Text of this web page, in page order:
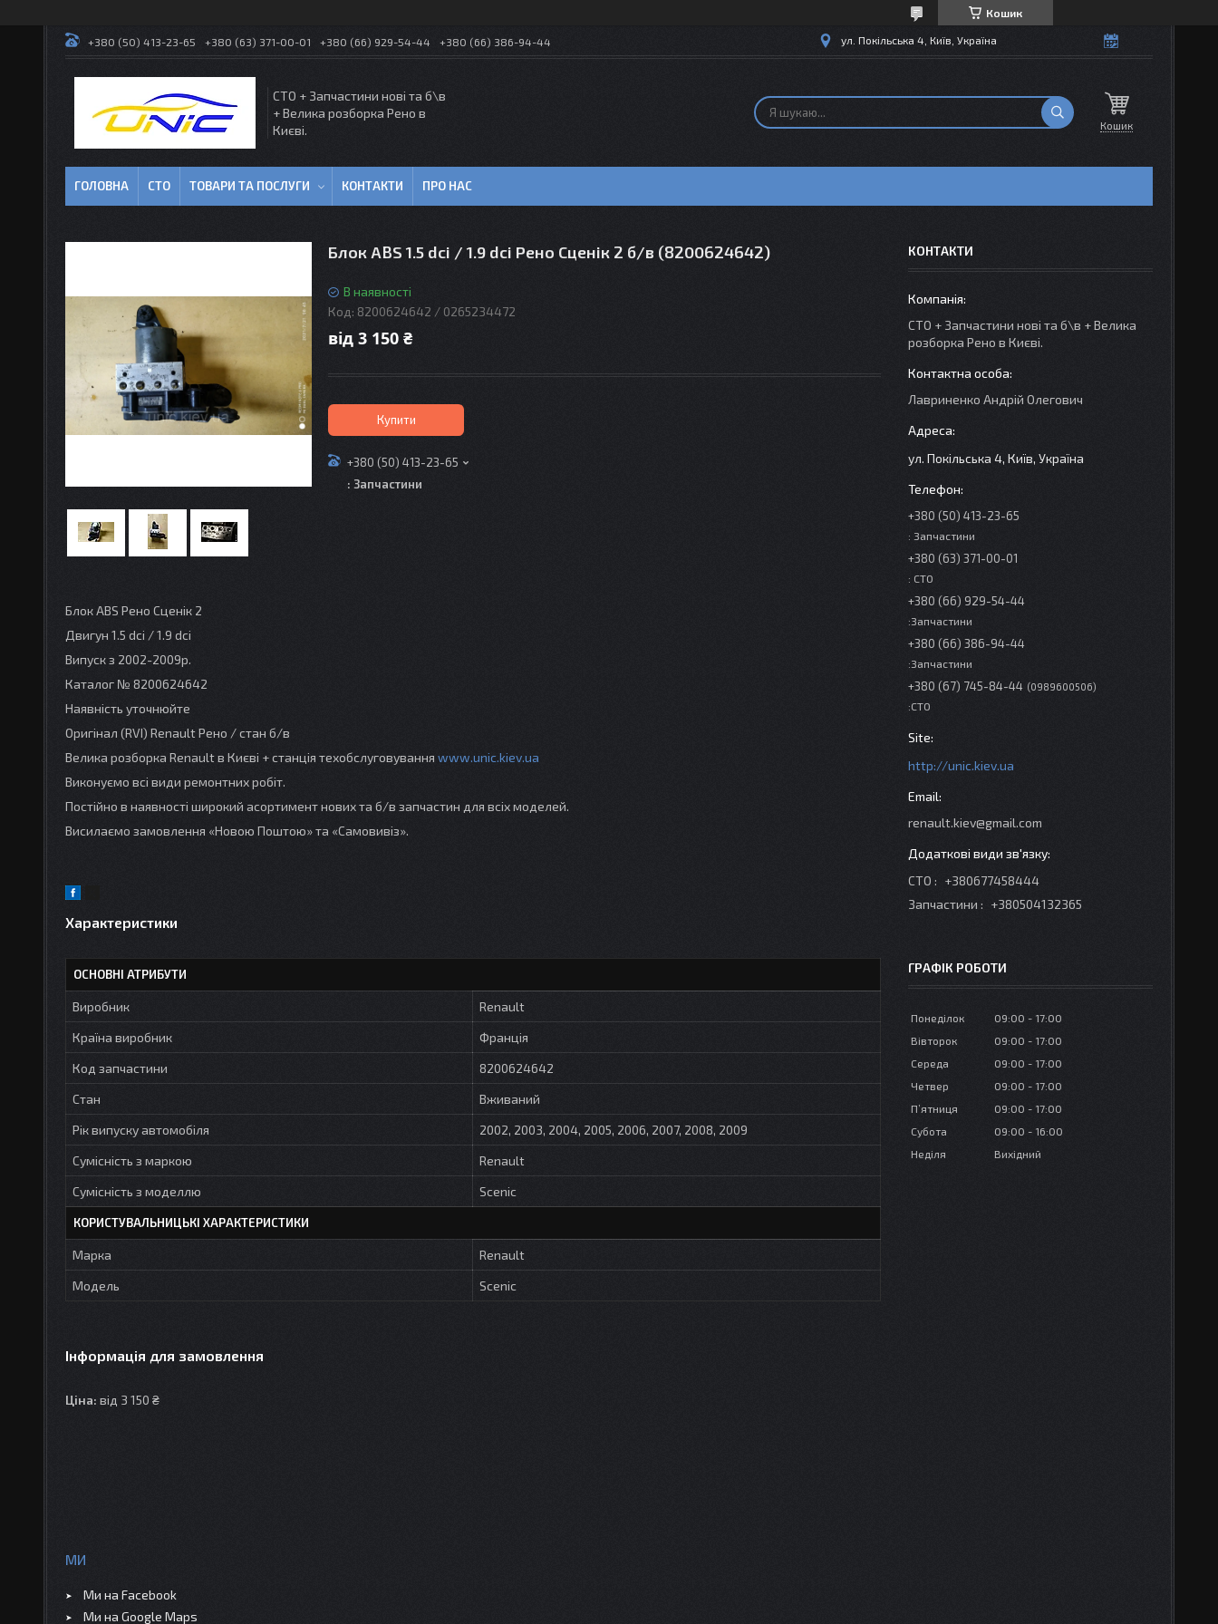
Кошик
+380 (50) 413-23-65 +380 (63) 371-00-01 +380 (66) 929-54-44 +380 (66) 386-94-44 ул. Покільська 4, Київ, Україна
СТО + Запчастини нові та б\в
+ Велика розборка Рено в
Києві.
Кошик
ГОЛОВНА СТО ТОВАРИ ТА ПОСЛУГИ КОНТАКТИ ПРО НАС
Блок ABS 1.5 dсi / 1.9 dсi Рено Сценік 2 б/в (8200624642)
В наявності
Код: 8200624642 / 0265234472
від 3 150 ₴
Купити
+380 (50) 413-23-65
: Запчастини
Блок ABS Рено Сценік 2
Двигун 1.5 dсi / 1.9 dсi
Випуск з 2002-2009р.
Каталог № 8200624642
Наявність уточнюйте
Оригінал (RVI) Renault Рено / стан б/в
Велика розборка Renault в Києві + станція техобслуговування www.unic.kiev.ua
Виконуємо всі види ремонтних робіт.
Постійно в наявності широкий асортимент нових та б/в запчастин для всіх моделей.
Висилаємо замовлення «Новою Поштою» та «Самовивіз».
Характеристики
ОСНОВНІ АТРИБУТИ
Виробник
Renault
Країна виробник
Франція
Код запчастини
8200624642
Стан
Вживаний
Рік випуску автомобіля
2002, 2003, 2004, 2005, 2006, 2007, 2008, 2009
Сумісність з маркою
Renault
Сумісність з моделлю
Scenic
КОРИСТУВАЛЬНИЦЬКІ ХАРАКТЕРИСТИКИ
Марка
Renault
Модель
Scenic
Інформація для замовлення
Ціна: від 3 150 ₴
КОНТАКТИ
СТО + Запчастини нові та б\в + Велика
розборка Рено в Києві.
Лавриненко Андрій Олегович
ул. Покільська 4, Київ, Україна
+380 (50) 413-23-65
: Запчастини
+380 (63) 371-00-01
: СТО
+380 (66) 929-54-44
:Запчастини
+380 (66) 386-94-44
:Запчастини
+380 (67) 745-84-44 0989600506
:СТО
http://unic.kiev.ua
renault.kiev@gmail.com
СТО
+380677458444
Запчастини
+380504132365
ГРАФІК РОБОТИ
Понеділок 09:00
17:00
Вівторок
09:00
17:00
Середа
09:00
17:00
Четвер
09:00
17:00
Пʼятниця
09:00
17:00
Субота
09:00
16:00
Неділя
Вихідний
МИ
Ми на Facebook
Ми на Google Maps